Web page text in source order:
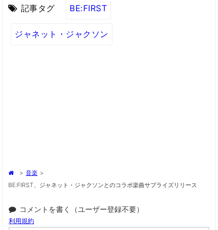
記事タグ BE:FIRST
ジャネット・ジャクソン
> 音楽 >
BE:FIRST、ジャネット・ジャクソンとのコラボ楽曲サプライズリリース
コメントを書く（ユーザー登録不要）